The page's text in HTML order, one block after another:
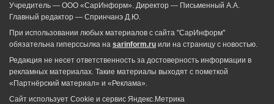
Учредитель — ООО «СарИнформ». Директор — Письменный А.А.
Главный редактор — Спринчанэ Д.Ю.
При использовании любых материалов с сайта "СарИнформ"
обязательна гиперссылка на sarinform.ru или на страницу с новостью.
Редакция не несет ответственность за достоверность информации в
рекламных материалах. Такие материалы выходят с пометкой
«Партнёрский материал» и «Реклама».
Сайт использует Cookie и сервиc Яндекс.Метрика